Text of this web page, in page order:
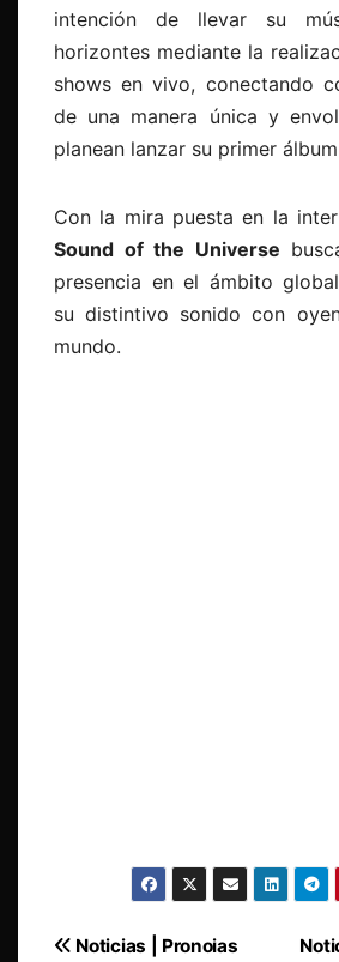
intención de llevar su
horizontes mediante la
shows en vivo, conectando
de una manera única y
planean lanzar su primer
Con la mira puesta en la
Sound of the Universe
presencia en el ámbito
su distintivo sonido con
mundo.
Navegación
Noticias | Pronoias